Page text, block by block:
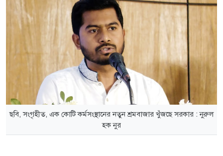
ছবি, সংগৃহীত, এক কোটি কর্মসংস্থানের নতুন শ্রমবাজার খুঁজছে সরকার : নুরুল
হক নুর